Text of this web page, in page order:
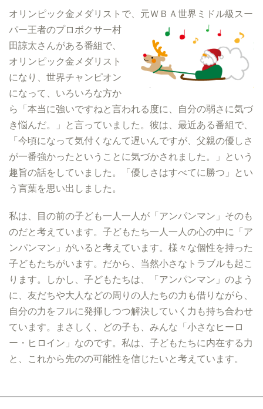
オリンピック金メダリストで、元ＷＢＡ世界ミドル級スー
パー王者のプロボクサー村
田諒太さんがある番組で、
オリンピック金メダリスト
になり、世界チャンピオン
になって、いろいろな方か
ら「本当に強いですねと言われる度に、自分の弱さに気づ
き悩んだ。」と言っていました。彼は、最近ある番組で、
「今頃になって気付くなんて遅いんですが、父親の優しさ
が一番強かったということに気づかされました。」という
趣旨の話をしていました。「優しさはすべてに勝つ」とい
う言葉を思い出しました。
私は、目の前の子ども一人一人が「アンパンマン」そのも
のだと考えています。子どもたち一人一人の心の中に「ア
ンパンマン」がいると考えています。様々な個性を持った
子どもたちがいます。だから、当然小さなトラブルも起こ
ります。しかし、子どもたちは、「アンパンマン」のよう
に、友だちや大人などの周りの人たちの力も借りながら、
自分の力をフルに発揮しつつ解決していく力も持ち合わせ
ています。まさしく、どの子も、みんな「小さなヒーロ
ー・ヒロイン」なのです。私は、子どもたちに内在する力
と、これから先のの可能性を信じたいと考えています。